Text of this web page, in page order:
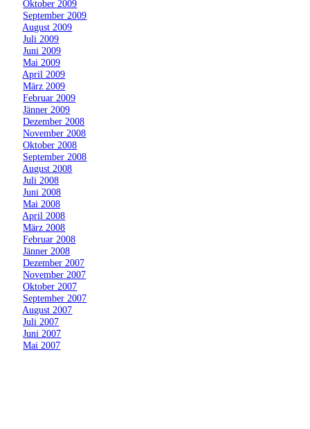
»Oktober 2009
September 2009
August 2009
»Juli 2009
»Juni 2009
»Mai 2009
April 2009
»März 2009
»Februar 2009
»Jänner 2009
»Dezember 2008
»November 2008
»Oktober 2008
September 2008
August 2008
»Juli 2008
»Juni 2008
»Mai 2008
April 2008
»März 2008
»Februar 2008
»Jänner 2008
»Dezember 2007
»November 2007
»Oktober 2007
September 2007
August 2007
»Juli 2007
»Juni 2007
»Mai 2007